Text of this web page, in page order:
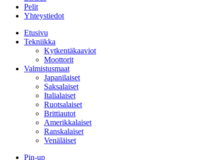
Pelit
Yhteystiedot
Etusivu
Tekniikka
Kytkentäkaaviot
Moottorit
Valmistusmaat
Japanilaiset
Saksalaiset
Italialaiset
Ruotsalaiset
Brittiautot
Amerikkalaiset
Ranskalaiset
Venäläiset
Pin-up